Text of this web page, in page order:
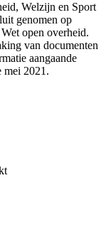
Welzijn en Sport
genomen op
open overheid.
van documenten
aangaande
mei 2021.